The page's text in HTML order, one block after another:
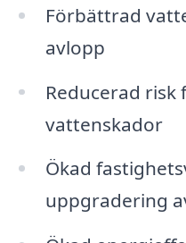
Förbättrad
avlopp
Reducerad risk
vattenskador
Ökad
uppgradering